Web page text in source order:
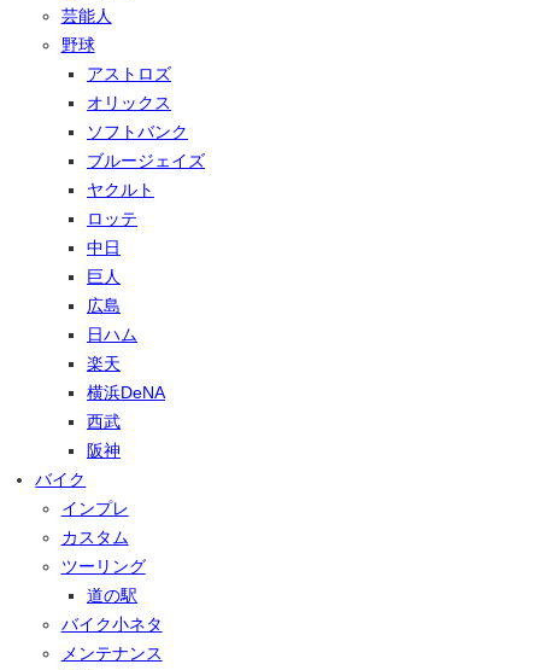
芸能人
野球
アストロズ
オリックス
ソフトバンク
ブルージェイズ
ヤクルト
ロッテ
中日
巨人
広島
日ハム
楽天
横浜DeNA
西武
阪神
バイク
インプレ
カスタム
ツーリング
道の駅
バイク小ネタ
メンテナンス